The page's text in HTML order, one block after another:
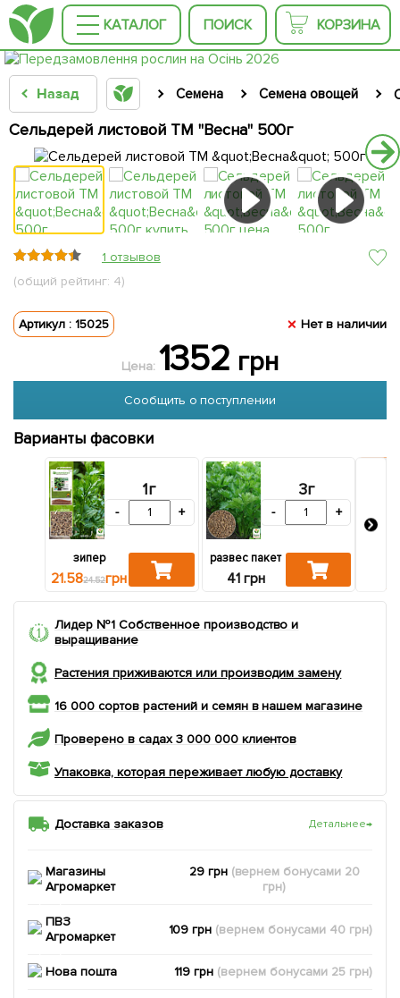
КАТАЛОГ ПОИСК КОРЗИНА
Назад Семена Семена овощей
Сельдерей листовой ТМ "Весна" 500г
1 отзывов
(общий рейтинг: 4)
Артикул : 15025 Нет в наличии
Цена: 1352 грн
Сообщить о поступлении
Варианты фасовки
1г
- +
зипер
21.5824.52грн
3г
- +
развес пакет
41 грн
Лидер №1 Собственное производство и
выращивание
Растения приживаются или производим замену
16 000 сортов растений и семян в нашем магазине
Проверено в садах 3 000 000 клиентов
Упаковка, которая переживает любую доставку
Доставка заказов Детальнее→
Магазины
Агромаркет
29 грн (вернем бонусами 20
грн)
ПВЗ
Агромаркет
109 грн (вернем бонусами 40 грн)
Нова пошта 119 грн (вернем бонусами 25 грн)